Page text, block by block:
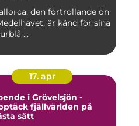
den förtrollande ön
är känd för sina
...
17. apr
i Grövelsjön -
fjällvärlden på
sätt